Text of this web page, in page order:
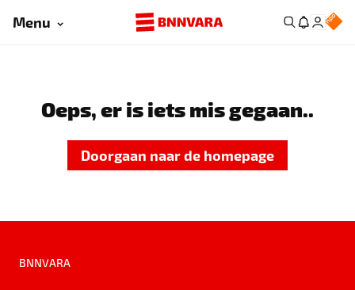
Menu
Oeps, er is iets mis gegaan..
Doorgaan naar de homepage
BNNVARA